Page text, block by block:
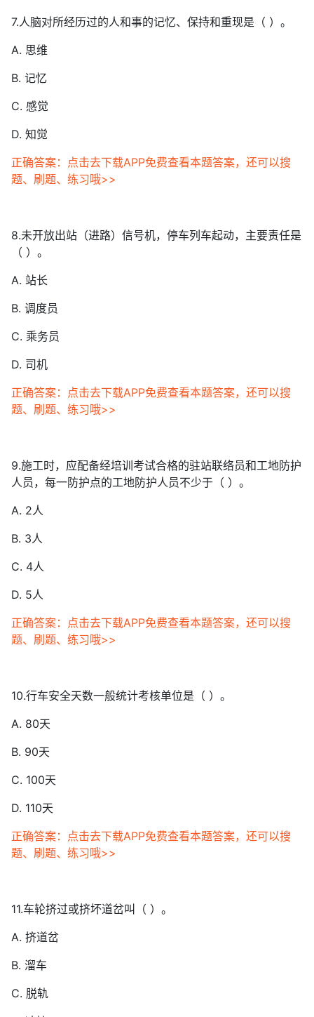
7.人脑对所经历过的人和事的记忆、保持和重现是（ ）。
A. 思维
B. 记忆
C. 感觉
D. 知觉
正确答案：点击去下载APP免费查看本题答案，还可以搜
题、刷题、练习哦>>
8.未开放出站（进路）信号机，停车列车起动，主要责任是
（ ）。
A. 站长
B. 调度员
C. 乘务员
D. 司机
正确答案：点击去下载APP免费查看本题答案，还可以搜
题、刷题、练习哦>>
9.施工时，应配备经培训考试合格的驻站联络员和工地防护
人员，每一防护点的工地防护人员不少于（ ）。
A. 2人
B. 3人
C. 4人
D. 5人
正确答案：点击去下载APP免费查看本题答案，还可以搜
题、刷题、练习哦>>
10.行车安全天数一般统计考核单位是（ ）。
A. 80天
B. 90天
C. 100天
D. 110天
正确答案：点击去下载APP免费查看本题答案，还可以搜
题、刷题、练习哦>>
11.车轮挤过或挤坏道岔叫（ ）。
A. 挤道岔
B. 溜车
C. 脱轨